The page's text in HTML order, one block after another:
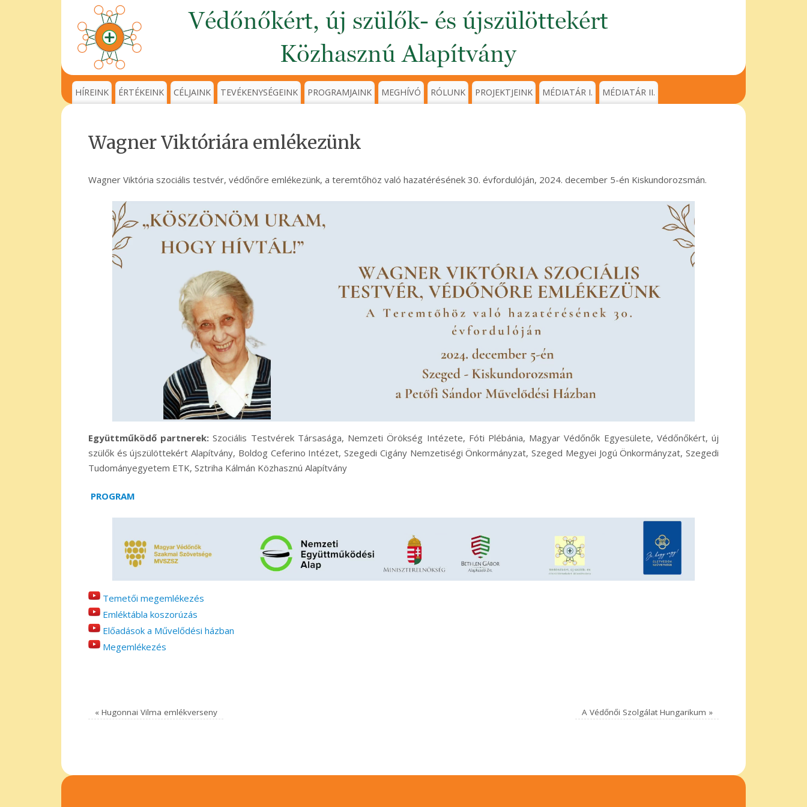
HÍREINK ÉRTÉKEINK CÉLJAINK TEVÉKENYSÉGEINK PROGRAMJAINK MEGHÍVÓ RÓLUNK PROJEKTJEINK MÉDIATÁR I. MÉDIATÁR II.
Wagner Viktóriára emlékezünk
Wagner Viktória szociális testvér, védőnőre emlékezünk, a teremtőhöz való hazatérésének 30. évfordulóján, 2024. december 5-én Kiskundorozsmán.
Együttműködő partnerek: Szociális Testvérek Társasága, Nemzeti Örökség Intézete, Fóti Plébánia, Magyar Védőnők Egyesülete, Védőnőkért, új
szülők és újszülöttekért Alapítvány, Boldog Ceferino Intézet, Szegedi Cigány Nemzetiségi Önkormányzat, Szeged Megyei Jogú Önkormányzat, Szegedi
Tudományegyetem ETK, Sztriha Kálmán Közhasznú Alapítvány
PROGRAM
Temetői megemlékezés
Emléktábla koszorúzás
Előadások a Művelődési házban
Megemlékezés
«Hugonnai Vilma emlékverseny A Védőnői Szolgálat Hungarikum »